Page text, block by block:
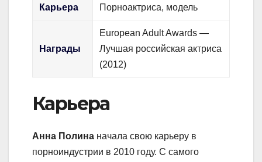
Карьера Порноактриса, модель
Награды
European Adult Awards —
Лучшая российская актриса
(2012)
Карьера
Анна Полина начала свою карьеру в
порноиндустрии в 2010 году. С самого